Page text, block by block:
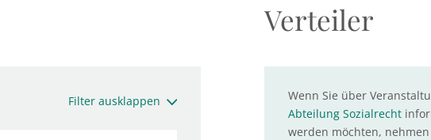
Filter ausklappen
Verteiler
Wenn Sie über
Abteilung Sozialrecht
werden möchten,